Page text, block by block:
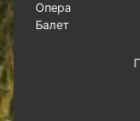
Опера
Балет